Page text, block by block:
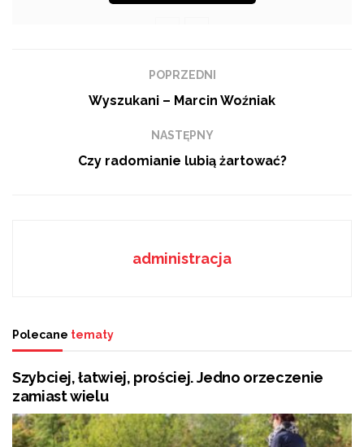
Jest nowa wiceprezydent Radomia. Została nią
Dagmara Gac, która w Urzędzie Miejskim pracuje
dotychczasowego wiceprezydenta Rafała
Rajkowskiego, który od poniedziałku będzie obejmie
POPRZEDNI
Wyszukani – Marcin Woźniak
NASTĘPNY
Czy radomianie lubią żartować?
administracja
Polecane tematy
Szybciej, łatwiej, prościej. Jedno orzeczenie
zamiast wielu